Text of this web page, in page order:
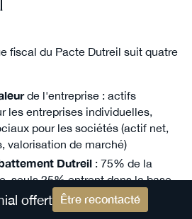
fiscal du Pacte Dutreil suit quatre
de l'entreprise : actifs
les entreprises individuelles,
pour les sociétés (actif net,
valorisation de marché)
Dutreil: 75% de la
seuls 25% entrent dans la base
personnelssur la part
offert Être recontacté